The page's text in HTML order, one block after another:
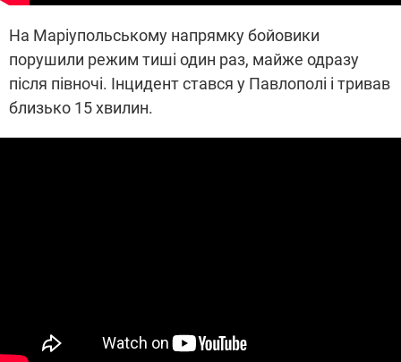
На Маріупольському напрямку бойовики
порушили режим тиші один раз, майже одразу
після півночі. Інцидент стався у Павлополі і тривав
близько 15 хвилин.